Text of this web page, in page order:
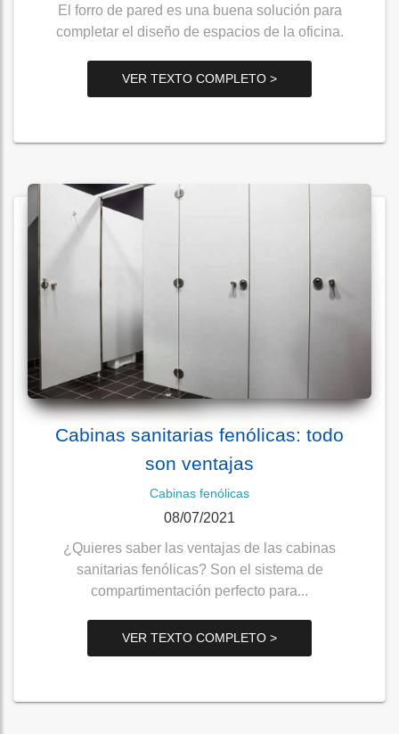
El forro de pared es una buena solución para
completar el diseño de espacios de la oficina.
VER TEXTO COMPLETO >
Cabinas sanitarias fenólicas: todo
son ventajas
Cabinas fenólicas
08/07/2021
¿Quieres saber las ventajas de las cabinas
sanitarias fenólicas? Son el sistema de
compartimentación perfecto para...
VER TEXTO COMPLETO >